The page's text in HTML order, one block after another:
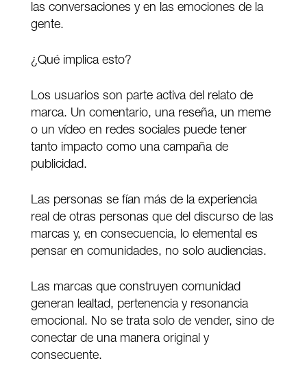
las conversaciones y en las emociones de la
gente.
¿Qué implica esto?
Los usuarios son parte activa del relato de
marca. Un comentario, una reseña, un meme
o un vídeo en redes sociales puede tener
tanto impacto como una campaña de
publicidad.
Las personas se fían más de la experiencia
real de otras personas que del discurso de las
marcas y, en consecuencia, lo elemental es
pensar en comunidades, no solo audiencias.
Las marcas que construyen comunidad
generan lealtad, pertenencia y resonancia
emocional. No se trata solo de vender, sino de
conectar de una manera original y
consecuente.